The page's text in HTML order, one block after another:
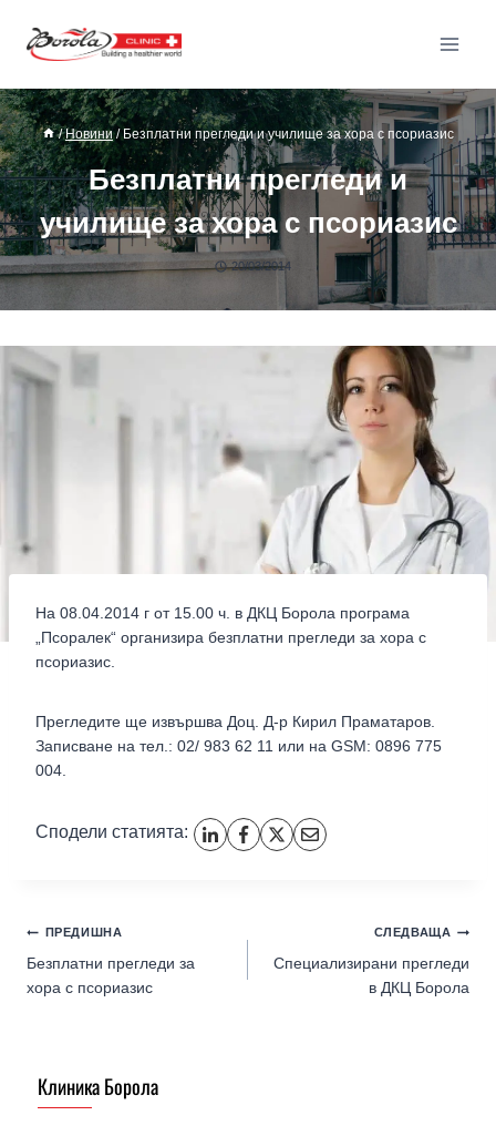
/ Новини / Безплатни прегледи и училище за хора с псориазис
Безплатни прегледи и
училище за хора с псориазис
20/03/2014
На 08.04.2014 г от 15.00 ч. в ДКЦ Борола програма
„Псоралек“ организира безплатни прегледи за хора с
псориазис.
Прегледите ще извършва Доц. Д-р Кирил Праматаров.
Записване на тел.: 02/ 983 62 11 или на GSM: 0896 775
004.
Сподели статията:
ПРЕДИШНА
Безплатни прегледи за
хора с псориазис
СЛЕДВАЩА
Специализирани прегледи
в ДКЦ Борола
Клиника Борола